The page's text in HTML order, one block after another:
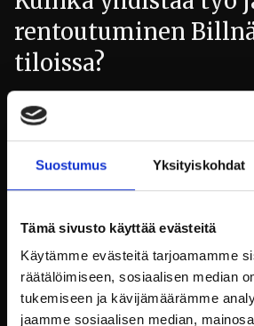
Suostumus Yksityiskohdat
Tämä sivusto käyttää evästeitä
Käytämme evästeitä tarjoamamme
räätälöimiseen, sosiaalisen median
tukemiseen ja kävijämäärämme
jaamme sosiaalisen median,
rentoutuminen
tiloissa?
Billnäsin ruukki tarjoaa
yhdistää työ ja rentoutuminen.
rentouttavista aktiviteeteista,
palautumaan ja lataamaan
luontoretkille kauniissa
mikä tarjoaa rauhoittavan
keskellä.
Saunominen ja uiminen
mahdollisuuden rentoutua ja